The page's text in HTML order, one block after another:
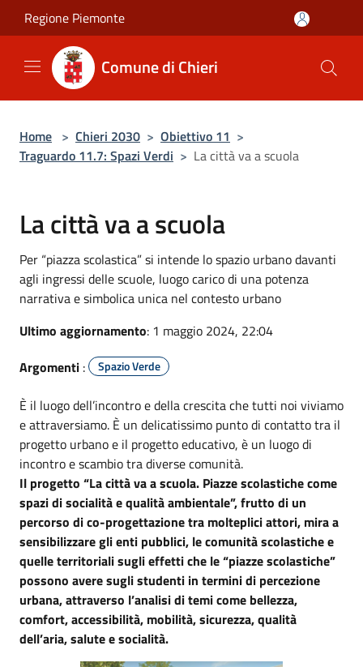
Salta al contenuto principale
Regione Piemonte
Comune di Chieri
Home > Chieri 2030 > Obiettivo 11 >
Traguardo 11.7: Spazi Verdi > La città va a scuola
La città va a scuola
Per “piazza scolastica” si intende lo spazio urbano davanti
agli ingressi delle scuole, luogo carico di una potenza
narrativa e simbolica unica nel contesto urbano
Ultimo aggiornamento: 1 maggio 2024, 22:04
Argomenti : Spazio Verde
È il luogo dell’incontro e della crescita che tutti noi viviamo
e attraversiamo. È un delicatissimo punto di contatto tra il
progetto urbano e il progetto educativo, è un luogo di
incontro e scambio tra diverse comunità.
Il progetto “La città va a scuola. Piazze scolastiche come
spazi di socialità e qualità ambientale”, frutto di un
percorso di co-progettazione tra molteplici attori, mira a
sensibilizzare gli enti pubblici, le comunità scolastiche e
quelle territoriali sugli effetti che le “piazze scolastiche”
possono avere sugli studenti in termini di percezione
urbana, attraverso l’analisi di temi come bellezza,
comfort, accessibilità, mobilità, sicurezza, qualità
dell’aria, salute e socialità.